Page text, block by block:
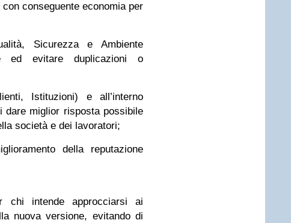
conseguente economia per
Sicurezza e Ambiente
ed evitare duplicazioni o
Istituzioni) e all’interno
dare miglior risposta possibile
società e dei lavoratori;
della reputazione
chi intende approcciarsi ai
nuova versione, evitando di